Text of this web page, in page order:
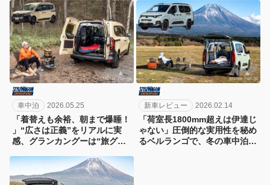
車中泊 2026.05.25
「着替えも余裕、朝まで爆睡！
」“広さは正義”をリアルに実
感、グランカングーは“旅グル
新車レビュー 2026.02.14
「荷室長1800mm超えは伊達じ
ゃない」圧倒的な実用性を秘め
るベルランゴで、冬の車中泊体